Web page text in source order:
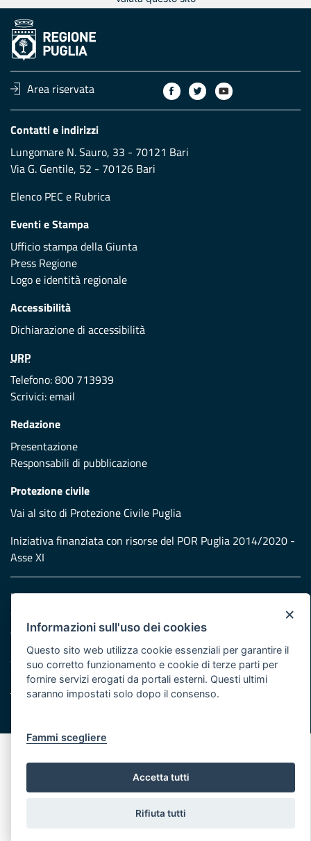
Area riservata
Contatti e indirizzi
Lungomare N. Sauro, 33 - 70121 Bari
Via G. Gentile, 52 - 70126 Bari
Elenco PEC e Rubrica
Eventi e Stampa
Ufficio stampa della Giunta
Press Regione
Logo e identità regionale
Accessibilità
Dichiarazione di accessibilità
URP
Telefono: 800 713939
Scrivici:email
Redazione
Presentazione
Responsabili di pubblicazione
Protezione civile
Vai al sito di Protezione Civile Puglia
Iniziativa finanziata con risorse del POR Puglia 2014/2020 -
Asse XI
Note legali
Cookie e privacy
Atti di notifica
Feed RSS
Servizi Intranet
×
Informazioni sull'uso dei cookies
Questo sito web utilizza cookie essenziali per garantire il
suo corretto funzionamento e cookie di terze parti per
fornire servizi erogati da portali esterni. Questi ultimi
saranno impostati solo dopo il consenso.
Fammi scegliere
Accetta tutti
Rifiuta tutti